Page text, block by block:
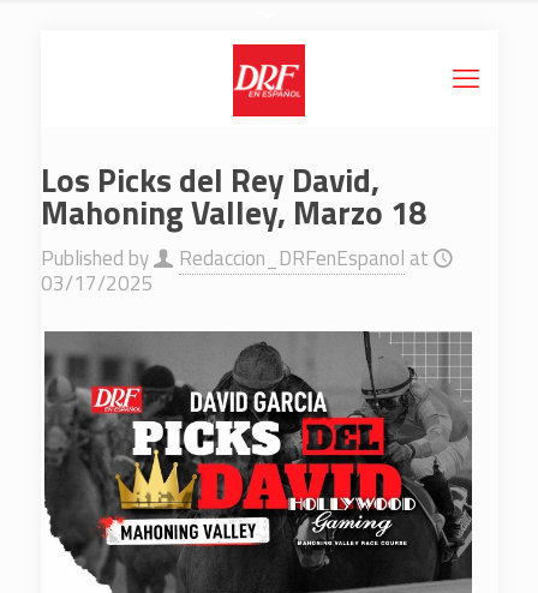
Los Picks del Rey David,
Mahoning Valley, Marzo 18
Published by Redaccion_DRFenEspanol at
03/17/2025